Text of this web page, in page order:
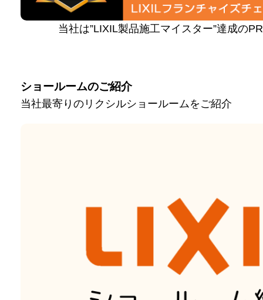
当社は”LIXIL製品施工マイスター”達成の
ショールームのご紹介
当社最寄りのリクシルショールームをご紹介